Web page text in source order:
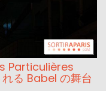
Particulières
る Babel の舞台